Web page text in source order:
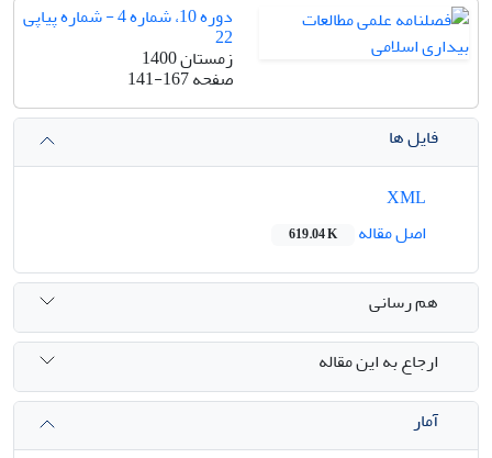
دوره 10، شماره 4 - شماره پیاپی
22
زمستان 1400
صفحه141-167
فایل ها
اصل مقاله
619.04 K
هم رسانی
ارجاع به این مقاله
آمار